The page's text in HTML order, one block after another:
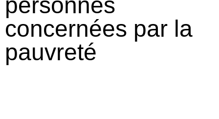
concernées par la
pauvreté